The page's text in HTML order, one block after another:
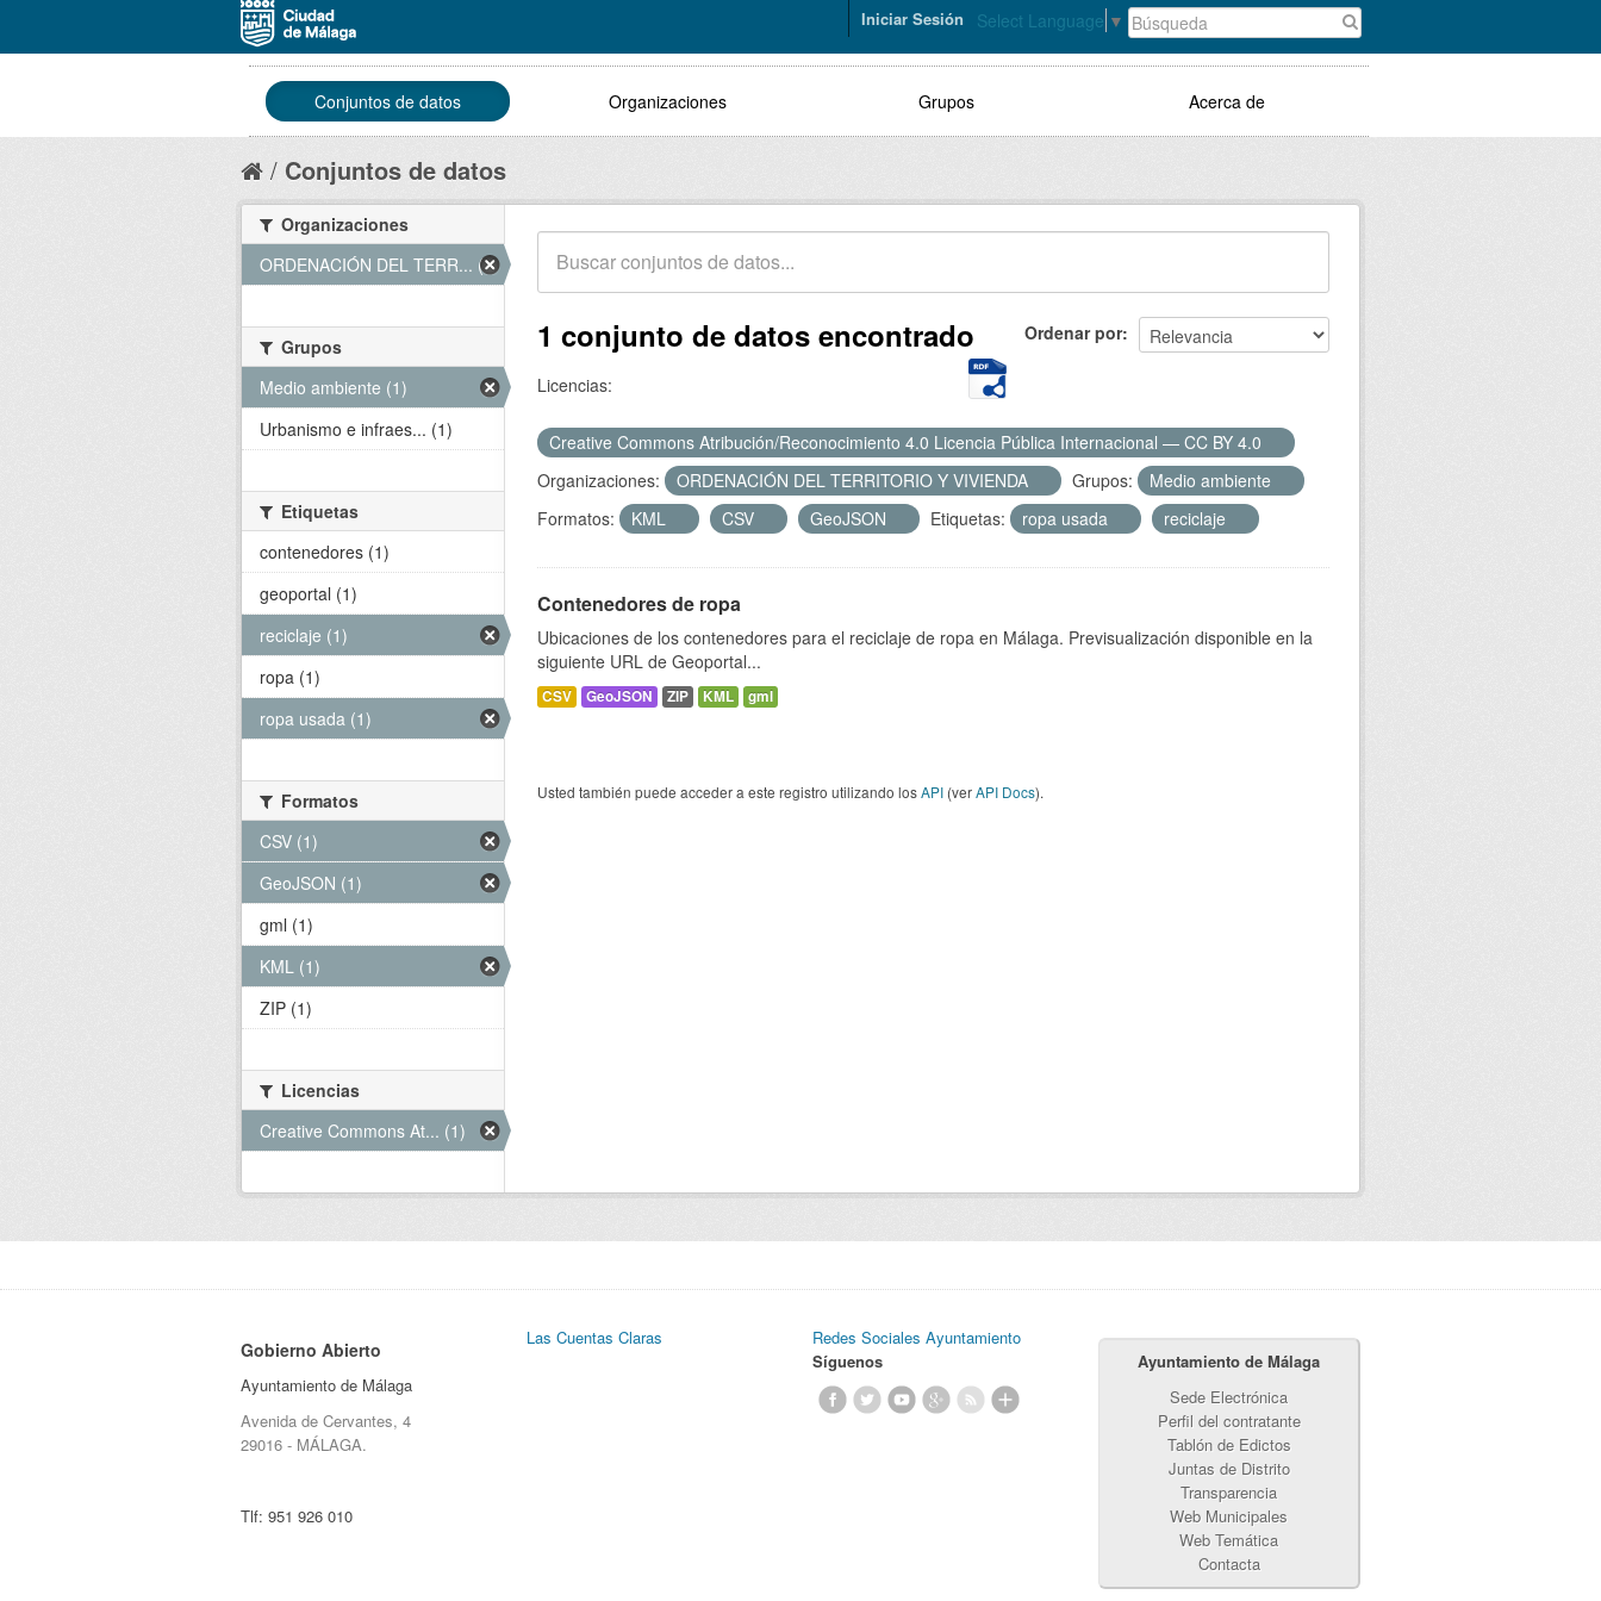
Select Language ▼
Iniciar Sesión
Conjuntos de datos Organizaciones Grupos Acerca de
Conjuntos de datos
Ordenar por
1 conjunto de datos encontrado
Licencias:
Creative Commons Atribución/Reconocimiento 4.0 Licencia Pública Internacional — CC BY 4.0
Organizaciones:
ORDENACIÓN DEL TERRITORIO Y VIVIENDA Grupos:
Medio ambiente
Formatos:
KML CSV GeoJSON Etiquetas: ropa usada reciclaje
Contenedores de ropa
Ubicaciones de los contenedores para el reciclaje de ropa en Málaga. Previsualización disponible en la
siguiente URL de Geoportal...
CSV GeoJSON ZIP KML gml
Usted también puede acceder a este registro utilizando losAPI (verAPI Docs).
Organizaciones
ORDENACIÓN DEL TERR... (1)
Grupos
Medio ambiente (1)
Urbanismo e infraes... (1)
Etiquetas
contenedores (1)
geoportal (1)
reciclaje (1)
ropa (1)
ropa usada (1)
Formatos
CSV (1)
GeoJSON (1)
gml (1)
KML (1)
ZIP (1)
Licencias
Creative Commons At... (1)
Gobierno Abierto
Ayuntamiento de Málaga
Avenida de Cervantes, 4
29016 - MÁLAGA.
Tlf: 951 926 010
Las Cuentas Claras
Redes Sociales Ayuntamiento
Síguenos
Ayuntamiento de Málaga
Sede Electrónica
Perfil del contratante
Tablón de Edictos
Juntas de Distrito
Transparencia
Web Municipales
Web Temática
Contacta